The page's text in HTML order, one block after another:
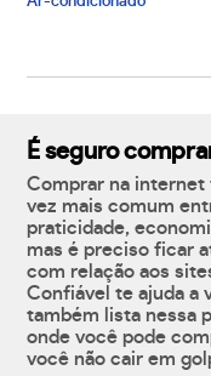
É seguro
Comprar na internet
vez mais comum
praticidade,
mas é preciso ficar
com relação aos
Confiável te ajuda a
também lista nessa
onde você pode
você não cair em